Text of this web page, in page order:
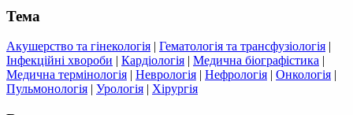
Тема
Акушерство та гінекологія | Гематологія та трансфузіологія |
Інфекційні хвороби | Кардіологія | Медична біографістика |
Медична термінологія | Неврологія | Нефрологія | Онкологія |
Пульмонологія | Урологія | Хірургія